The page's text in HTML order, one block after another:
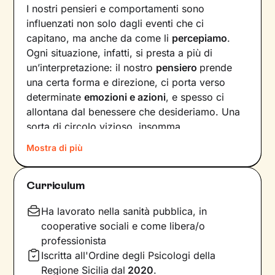
I nostri pensieri e comportamenti sono
influenzati non solo dagli eventi che ci
capitano, ma anche da come li percepiamo.
Ogni situazione, infatti, si presta a più di
un’interpretazione: il nostro pensiero prende
una certa forma e direzione, ci porta verso
determinateemozioni e azioni, e spesso ci
allontana dal benessere che desideriamo. Una
sorta di circolo vizioso, insomma.
Si può interrompere questo circuito,
innescando uncambiamento che porti a una
maggiore serenità
comportamenti che lo generano.
Il mio compito sarà quello di accompagnarti in
questo processo, aiutandoti prima di tutto a
diventare
consapevole di tutto quello che
Mostra di più
Curriculum
Ha lavorato nella sanità pubblica, in
cooperative sociali e come libera/o
professionista
Iscritta all'Ordine degli Psicologi della
Regione Sicilia dal 2020.